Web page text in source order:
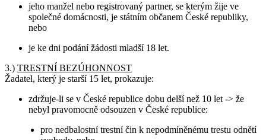
jeho manžel nebo registrovaný partner, se kterým žije ve
společné domácnosti, je státním občanem České republiky,
nebo
je ke dni podání žádosti mladší 18 let.
3.) TRESTNÍ BEZÚHONNOST
Žadatel, který je starší 15 let, prokazuje:
zdržuje-li se v České republice dobu delší než 10 let -> že
nebyl pravomocně odsouzen v České republice:
pro nedbalostní trestní čin k nepodmíněnému trestu odnětí